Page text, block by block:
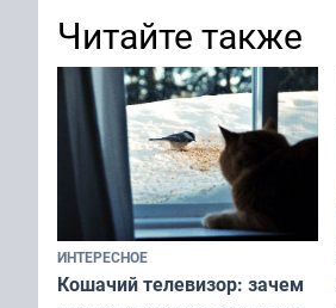
Читайте также
ИНТЕРЕСНОЕ
Кошачий телевизор: зачем